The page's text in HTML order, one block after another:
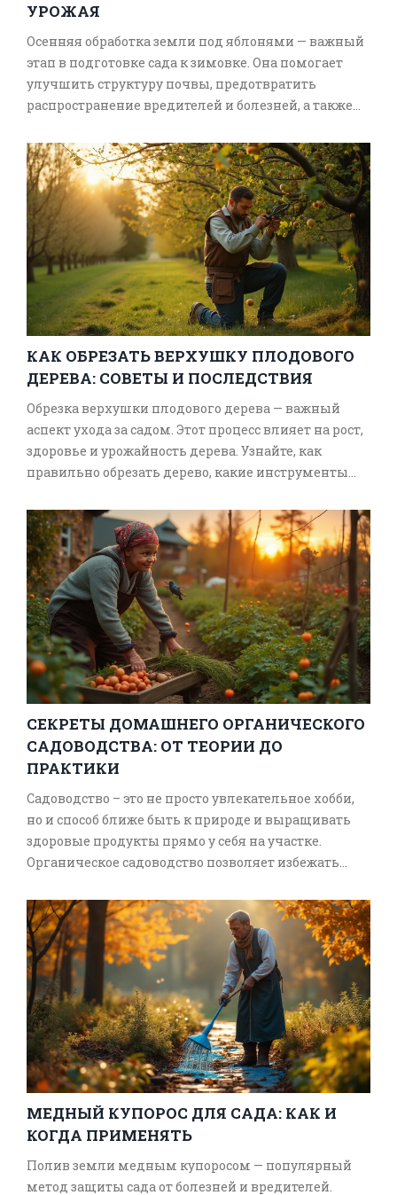
УРОЖАЯ
Осенняя обработка земли под яблонями — важный
этап в подготовке сада к зимовке. Она помогает
улучшить структуру почвы, предотвратить
распространение вредителей и болезней, а также
вещества. Узнайте, как правильно ухаживать за
почвой под яблоней, какие инструменты и
средства использовать, чтобы обеспечить
здоровый рост и богатый урожай в следующем
сезоне. Здесь собраны полезные советы и хитрости,
которые помогут вашему саду процветать даже в
самые холодные месяцы.
КАК ОБРЕЗАТЬ ВЕРХУШКУ ПЛОДОВОГО
ДЕРЕВА: СОВЕТЫ И ПОСЛЕДСТВИЯ
Обрезка верхушки плодового дерева — важный
аспект ухода за садом. Этот процесс влияет на рост,
здоровье и урожайность дерева. Узнайте, как
правильно обрезать дерево, какие инструменты
неправильная обрезка. Статья также содержит
советы по уходу за деревьями после обрезки, чтобы
обеспечить их здоровье и продуктивность.
Поделимся полезными советами и
практическими рекомендациями для садоводов.
СЕКРЕТЫ ДОМАШНЕГО ОРГАНИЧЕСКОГО
САДОВОДСТВА: ОТ ТЕОРИИ ДО
ПРАКТИКИ
Садоводство – это не просто увлекательное хобби,
но и способ ближе быть к природе и выращивать
здоровые продукты прямо у себя на участке.
Органическое садоводство позволяет избежать
удобрений, создавая устойчивую экосистему. В
статье рассказывается о принципах органического
садоводства, преимуществах этого подхода, а
также практических советах по уходу за
растениями. Разобран вопрос, какие выпады и
методы могут помочь в борьбе с вредителями и
болезнями без химии. Поделимся советами от
опытных садоводов, которые помогут сделать
ваши усилия более успешными.
МЕДНЫЙ КУПОРОС ДЛЯ САДА: КАК И
КОГДА ПРИМЕНЯТЬ
Полив земли медным купоросом — популярный
метод защиты сада от болезней и вредителей.